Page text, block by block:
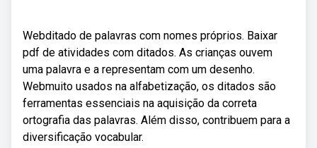
Webditado de palavras com nomes próprios. Baixar
pdf de atividades com ditados. As crianças ouvem
uma palavra e a representam com um desenho.
Webmuito usados na alfabetização, os ditados são
ferramentas essenciais na aquisição da correta
ortografia das palavras. Além disso, contribuem para a
diversificação vocabular.